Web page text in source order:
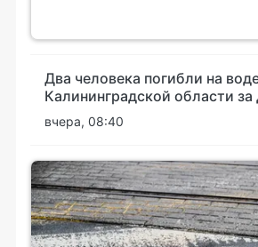
Два человека погибли на
Калининградской области за
вчера, 08:40